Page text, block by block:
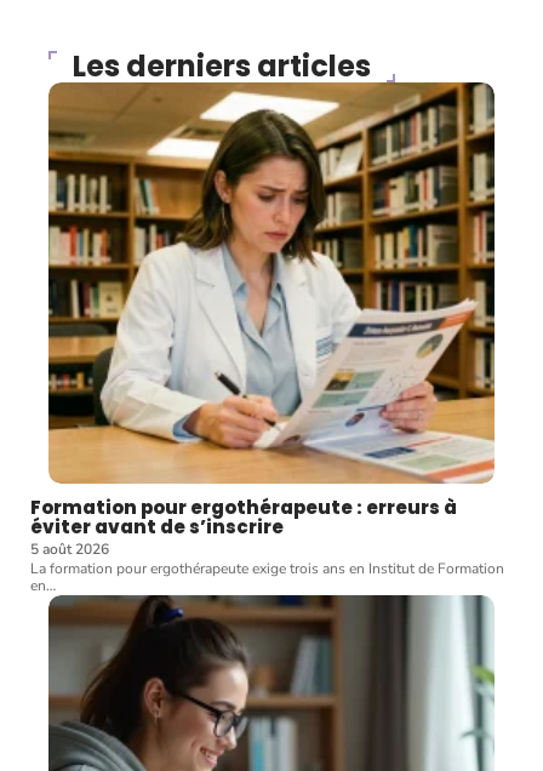
Les derniers articles
Formation pour ergothérapeute : erreurs à
éviter avant de s’inscrire
5 août 2026
La formation pour ergothérapeute exige trois ans en Institut de Formation
en…